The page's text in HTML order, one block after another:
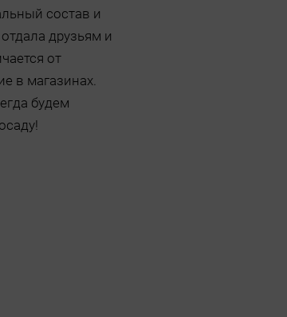
состав и
друзьям и
от
в магазинах.
будем